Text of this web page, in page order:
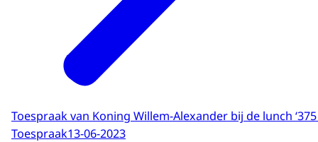
Toespraak van Koning Willem-Alexander bij de lunch
Toespraak13-06-2023